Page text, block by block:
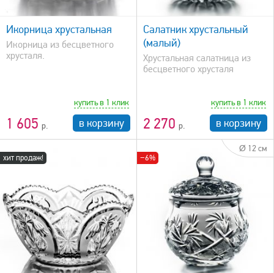
Икорница хрустальная
Икорница из бесцветного
хрусталя.
1 605
купить в 1 клик
в корзину
быстрый просмотр
Салатник хрустальный
(малый)
Хрустальная салатница из
бесцветного хрусталя
2 270
купить в 1 клик
в корзину
хит продаж! −6%
Ø 12 см
быстрый просмотр